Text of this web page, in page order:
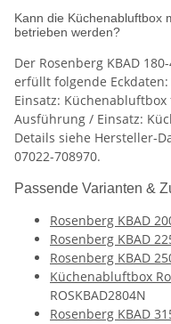
Kann die Küchenabluftbox
betrieben werden?
Der Rosenberg KBAD
erfüllt folgende
Einsatz:
Ausführung / Einsatz:
Details siehe Hersteller-
07022-708970.
Passende Varianten &
Rosenberg KBAD
Rosenberg KBAD
Rosenberg KBAD
Küchenabluftbox
ROSKBAD2804N
Rosenberg KBAD